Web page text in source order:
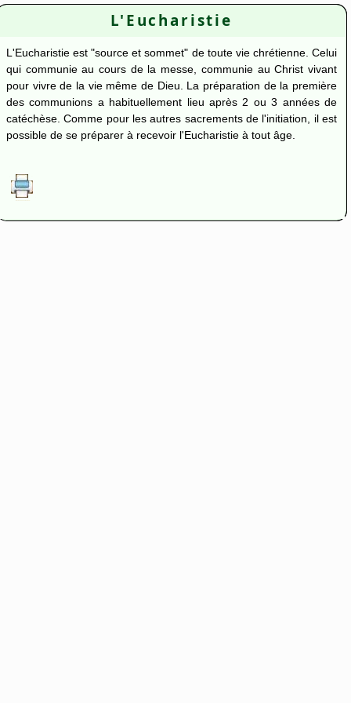
L'Eucharistie
L'Eucharistie est "source et sommet" de toute vie chrétienne. Celui
qui communie au cours de la messe, communie au Christ vivant
pour vivre de la vie même de Dieu. La préparation de la première
des communions a habituellement lieu après 2 ou 3 années de
catéchèse. Comme pour les autres sacrements de l'initiation, il est
possible de se préparer à recevoir l'Eucharistie à tout âge.